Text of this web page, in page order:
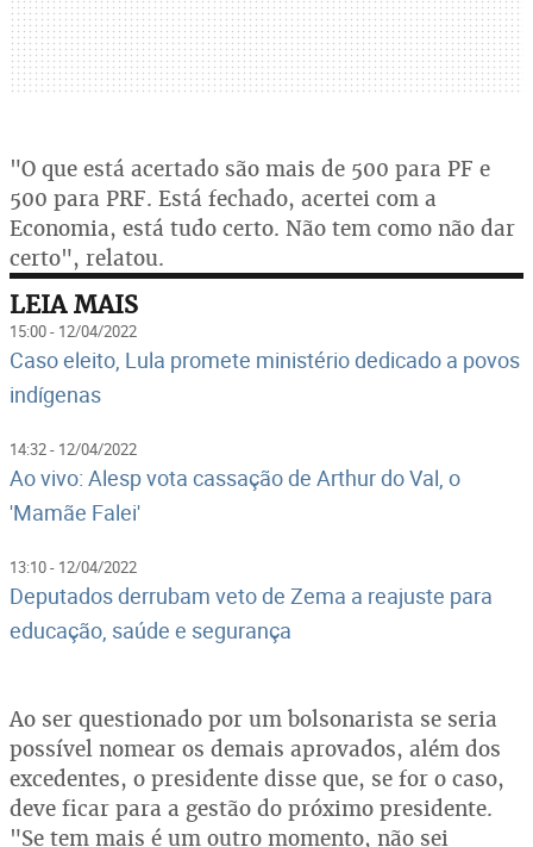
"O que está acertado são mais de 500 para PF e
500 para PRF. Está fechado, acertei com a
Economia, está tudo certo. Não tem como não dar
certo", relatou.
LEIA MAIS
15:00 - 12/04/2022
Caso eleito, Lula promete ministério dedicado a povos
indígenas
14:32 - 12/04/2022
Ao vivo: Alesp vota cassação de Arthur do Val, o
'Mamãe Falei'
13:10 - 12/04/2022
Deputados derrubam veto de Zema a reajuste para
educação, saúde e segurança
Ao ser questionado por um bolsonarista se seria
possível nomear os demais aprovados, além dos
excedentes, o presidente disse que, se for o caso,
deve ficar para a gestão do próximo presidente.
"Se tem mais é um outro momento, não sei